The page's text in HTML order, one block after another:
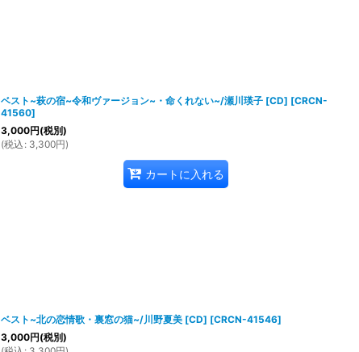
ベスト~萩の宿~令和ヴァージョン~・命くれない~/瀬川瑛子 [CD] [CRCN-
41560]
3,000円(税別)
(税込 : 3,300円)
カートに入れる
ベスト~北の恋情歌・裏窓の猫~/川野夏美 [CD] [CRCN-41546]
3,000円(税別)